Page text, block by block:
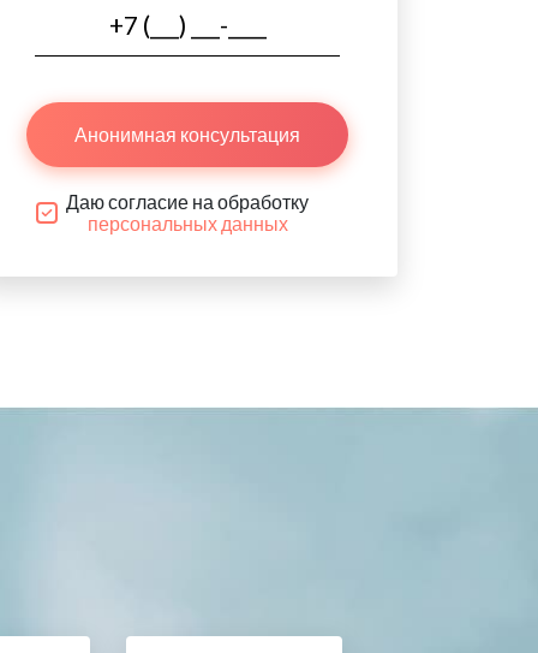
Анонимная консультация
Даю согласие на обработку
персональных данных